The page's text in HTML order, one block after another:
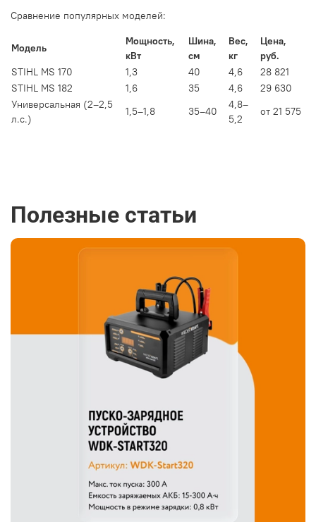
Сравнение популярных моделей:
Модель
Мощность,
кВт
Шина,
см
Вес,
кг
Цена,
руб.
STIHL MS 170
1,3 40 4,6
28 821
STIHL MS 182
1,6 35 4,6
29 630
Универсальная (2–2,5
л.с.)
1,5–1,8 35–40
4,8–
5,2
от 21 575
Полезные статьи